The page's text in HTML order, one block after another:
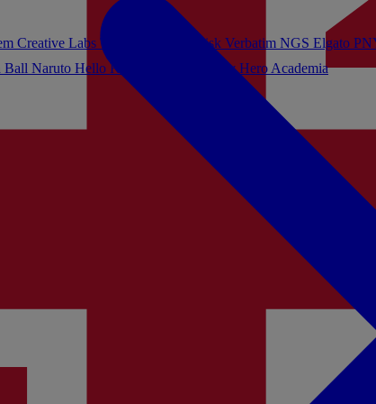
Ball Naruto Hello Kitty My Hero Academia
Creative Labs Turtle Beach Sandisk Verbatim NGS Elgato